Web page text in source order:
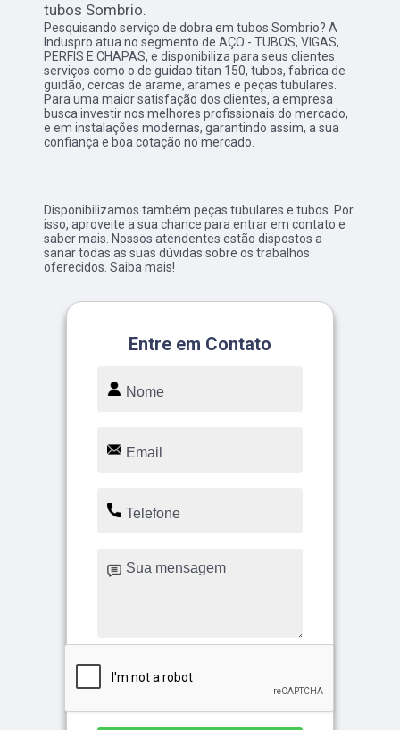
tubos Sombrio.
Pesquisando serviço de dobra em tubos Sombrio? A
Induspro atua no segmento de AÇO - TUBOS, VIGAS,
PERFIS E CHAPAS, e disponibiliza para seus clientes
serviços como o de guidao titan 150, tubos, fabrica de
guidão, cercas de arame, arames e peças tubulares.
Para uma maior satisfação dos clientes, a empresa
busca investir nos melhores profissionais do mercado,
e em instalações modernas, garantindo assim, a sua
confiança e boa cotação no mercado.
Disponibilizamos também peças tubulares e tubos. Por
isso, aproveite a sua chance para entrar em contato e
saber mais. Nossos atendentes estão dispostos a
sanar todas as suas dúvidas sobre os trabalhos
oferecidos. Saiba mais!
Entre em Contato